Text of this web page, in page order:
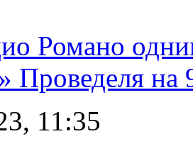
Романо
Проведеля на
11:35